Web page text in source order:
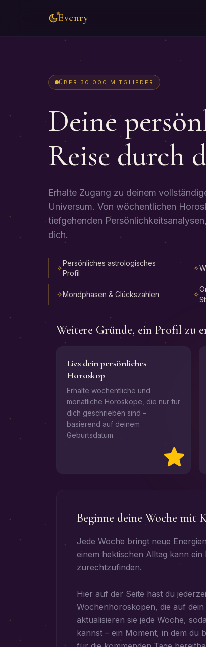
Evenry
ÜBER 30.000 MITGLIEDER
Deine
Reise durch
Erhalte Zugang zu deinem
Universum. Von wöchentlichen
tiefgehenden
dich.
✧
Persönliches astrologisches
Profil
✧
✧Mondphasen & Glückszahlen ✧
Weitere Gründe, ein Profil zu
Lies dein persönliches
Horoskop
Erhalte wöchentliche und
monatliche Horoskope, die nur für
dich geschrieben sind –
basierend auf deinem
Geburtsdatum.
Beginne deine Woche mit
Jede Woche bringt neue
einem hektischen Alltag kann
zurechtzufinden.
Hier auf der Seite hast du
Wochenhoroskopen, die auf
aktualisieren sie jede Woche,
kannst – ein Moment, in dem du